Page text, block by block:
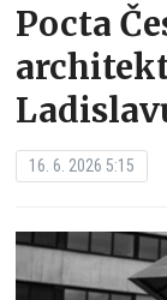
Pocta
16. 6. 2026 5:15